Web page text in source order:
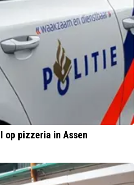
op pizzeria in Assen